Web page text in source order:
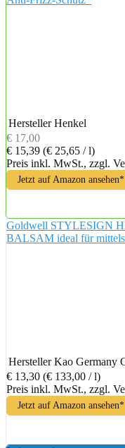
Hersteller Henkel
€ 17,00
€ 15,39 (€ 25,65 / l)
Preis inkl. MwSt., zzgl.
Jetzt auf Amazon ansehen*
Goldwell STYLESIGN
BALSAM ideal für
Hersteller ‎Kao Germany
€ 13,30 (€ 133,00 / l)
Preis inkl. MwSt., zzgl.
Jetzt auf Amazon ansehen*